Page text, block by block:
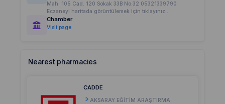
Mah. 105 Cad. 120 Sokak 33B No:32 05321339790
Eczaneyi haritada görüntülemek için tıklayınız...
Chamber
Visit page
Nearest pharmacies
CADDE
AKSARAY EĞİTİM ARAŞTIRMA